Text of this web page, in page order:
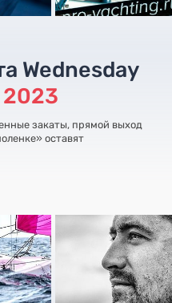
Wednesday
2023
закаты, прямой выход
оставят